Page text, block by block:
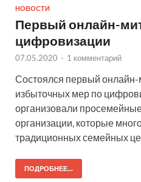
НОВОСТИ
Первый онлайн-
цифровизации
07.05.2020 - 1 комментарий
Состоялся первый онлайн-
избыточных мер по
организовали
организации, которые
традиционных семейных
ПОДРОБНЕЕ...